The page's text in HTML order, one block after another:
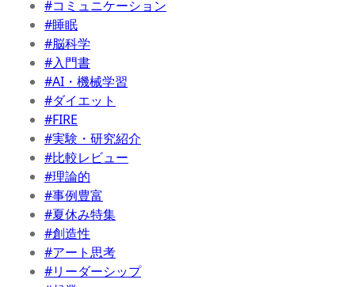
#コミュニケーション
#睡眠
#脳科学
#入門書
#AI・機械学習
#ダイエット
#FIRE
#実験・研究紹介
#比較レビュー
#理論的
#事例豊富
#夏休み特集
#創造性
#アート思考
#リーダーシップ